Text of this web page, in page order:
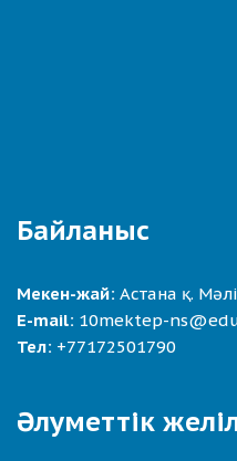
Байланыс
Мекен-жай: Астана қ.
E-mail: 10mektep-
Тел: +77172501790
Әлуметтік